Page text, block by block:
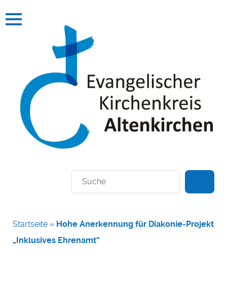
Suchen
Startseite » Hohe Anerkennung für Diakonie-Projekt
„Inklusives Ehrenamt“